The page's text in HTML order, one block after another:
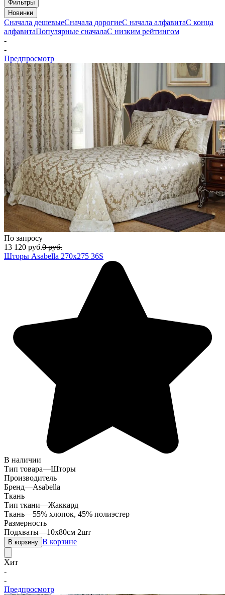
Фильтры
Новинки
Сначала дешевыеСначала дорогиеС начала алфавитаС конца
алфавитаПопулярные сначалаС низким рейтингом
-
-
Предпросмотр
По запросу
13 120 руб.0 руб.
Шторы Asabella 270х275 36S
В наличии
Тип товара—Шторы
Производитель
Бренд—Asabella
Ткань
Тип ткани—Жаккард
Ткань—55% хлопок, 45% полиэстер
Размерность
Подхваты—10х80см 2шт
В корзину В корзине
Хит
-
-
Предпросмотр